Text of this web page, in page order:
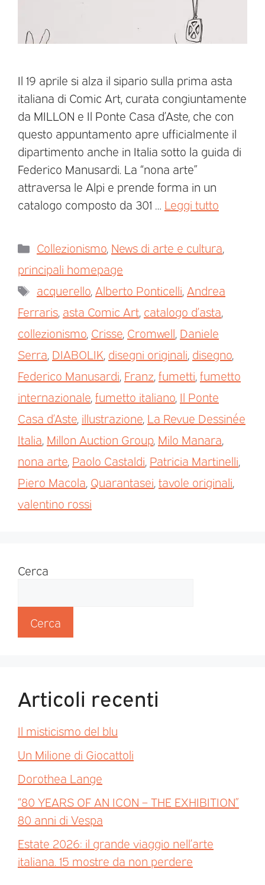
Il 19 aprile si alza il sipario sulla prima asta
italiana di Comic Art, curata congiuntamente
da MILLON e Il Ponte Casa d’Aste, che con
questo appuntamento apre ufficialmente il
dipartimento anche in Italia sotto la guida di
Federico Manusardi. La “nona arte”
attraversa le Alpi e prende forma in un
catalogo composto da 301 … Leggi tutto
Collezionismo, News di arte e cultura,
principali homepage
acquerello, Alberto Ponticelli, Andrea
Ferraris, asta Comic Art, catalogo d’asta,
collezionismo, Crisse, Cromwell, Daniele
Serra, DIABOLIK, disegni originali, disegno,
Federico Manusardi, Franz,fumetti,fumetto
internazionale,fumetto italiano, Il Ponte
Casa d’Aste, illustrazione, La Revue Dessinée
Italia, Millon Auction Group, Milo Manara,
nona arte, Paolo Castaldi, Patricia Martinelli,
Piero Macola, Quarantasei,tavole originali,
valentino rossi
Cerca
Cerca
Articoli recenti
Il misticismo del blu
Un Milione di Giocattoli
Dorothea Lange
“80 YEARS OF AN ICON – THE EXHIBITION”
80 anni di Vespa
Estate 2026: il grande viaggio nell’arte
italiana. 15 mostre da non perdere